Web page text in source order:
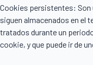
Cookies persistentes: Son
siguen almacenados en el
tratados durante un
cookie, y que puede ir de